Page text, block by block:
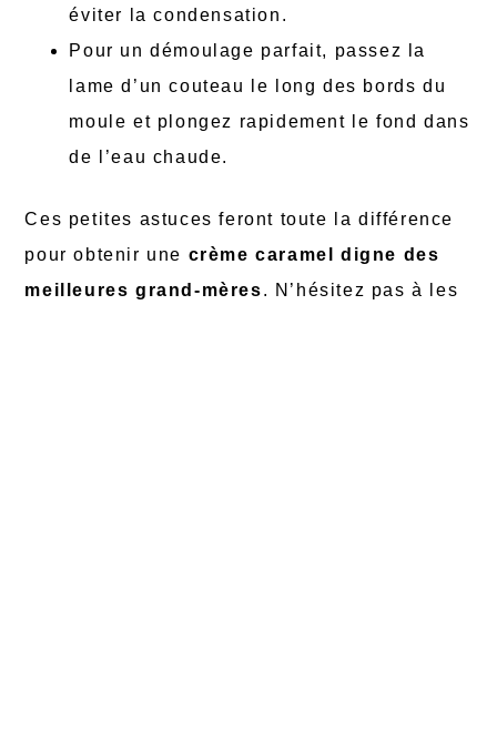
éviter la condensation.
Pour un démoulage parfait, passez la
lame d’un couteau le long des bords du
moule et plongez rapidement le fond dans
de l’eau chaude.
Ces petites astuces feront toute la différence
pour obtenir une crème caramel digne des
meilleures grand-mères. N’hésitez pas à les